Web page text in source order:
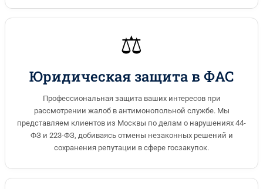
⚖️
Юридическая защита в ФАС
Профессиональная защита ваших интересов при
рассмотрении жалоб в антимонопольной службе. Мы
представляем клиентов из Москвы по делам о нарушениях 44-
ФЗ и 223-ФЗ, добиваясь отмены незаконных решений и
сохранения репутации в сфере госзакупок.